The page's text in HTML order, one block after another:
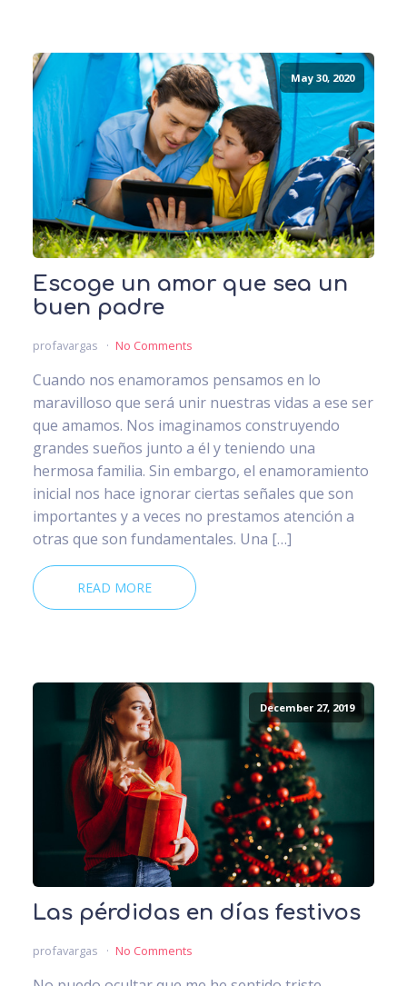
May 30, 2020
Escoge un amor que sea un
buen padre
profavargas No Comments
Cuando nos enamoramos pensamos en lo
maravilloso que será unir nuestras vidas a ese ser
que amamos. Nos imaginamos construyendo
grandes sueños junto a él y teniendo una
hermosa familia. Sin embargo, el enamoramiento
inicial nos hace ignorar ciertas señales que son
importantes y a veces no prestamos atención a
otras que son fundamentales. Una […]
READ MORE
December 27, 2019
Las pérdidas en días festivos
profavargas No Comments